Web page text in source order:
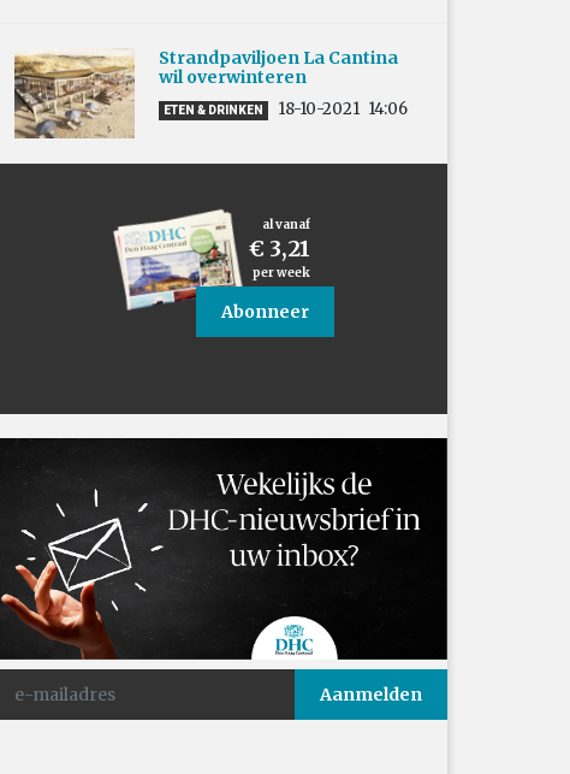
Strandpaviljoen La Cantina
wil overwinteren
ETEN & DRINKEN 18-10-2021 14:06
al vanaf
€ 3,21
per week
Abonneer